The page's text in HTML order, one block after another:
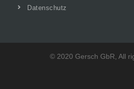
Datenschutz
© 2020 Gersch GbR, All